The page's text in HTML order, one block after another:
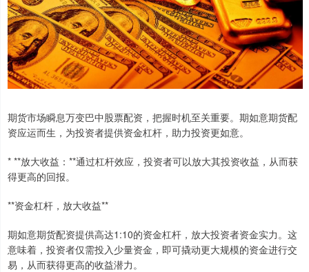
期货市场瞬息万变巴中股票配资，把握时机至关重要。期如意期货配
资应运而生，为投资者提供资金杠杆，助力投资更如意。
* **放大收益：**通过杠杆效应，投资者可以放大其投资收益，从而获
得更高的回报。
**资金杠杆，放大收益**
期如意期货配资提供高达1:10的资金杠杆，放大投资者资金实力。这
意味着，投资者仅需投入少量资金，即可撬动更大规模的资金进行交
易，从而获得更高的收益潜力。